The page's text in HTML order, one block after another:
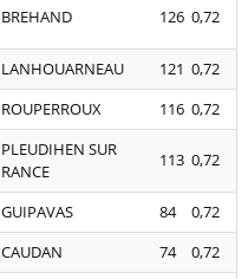
BREHAND 126 0,72
LANHOUARNEAU 121 0,72
ROUPERROUX 116 0,72
PLEUDIHEN SUR
RANCE
113 0,72
GUIPAVAS 84
0,72
CAUDAN 74
0,72